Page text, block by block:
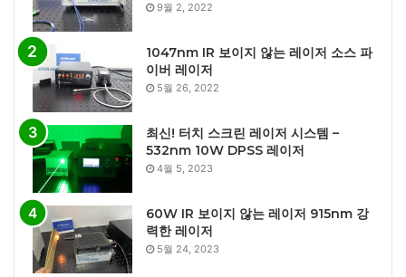
9월 2, 2022
1047nm IR 보이지 않는 레이저 소스 파
이버 레이저
5월 26, 2022
최신! 터치 스크린 레이저 시스템 –
532nm 10W DPSS 레이저
4월 5, 2023
60W IR 보이지 않는 레이저 915nm 강
력한 레이저
5월 24, 2023